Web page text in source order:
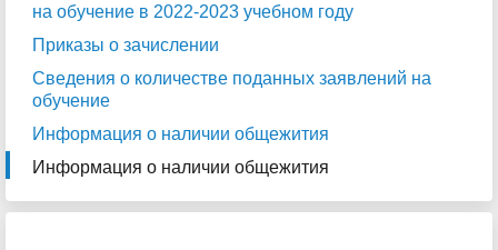
на обучение в 2022-2023 учебном году
Приказы о зачислении
Сведения о количестве поданных заявлений на
обучение
Информация о наличии общежития
Информация о наличии общежития